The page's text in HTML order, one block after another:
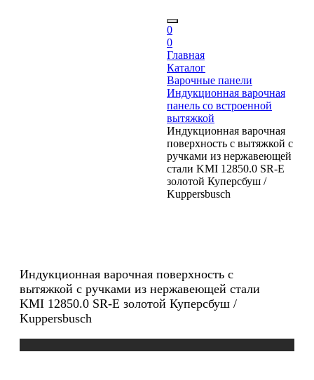
0
0
Главная
Каталог
Варочные панели
Индукционная варочная
панель со встроенной
вытяжкой
Индукционная варочная
поверхность с вытяжкой с
ручками из нержавеющей
стали KMI 12850.0 SR-E
золотой Куперсбуш /
Kuppersbusch
Индукционная варочная поверхность с
вытяжкой с ручками из нержавеющей стали
KMI 12850.0 SR-E золотой Куперсбуш /
Kuppersbusch